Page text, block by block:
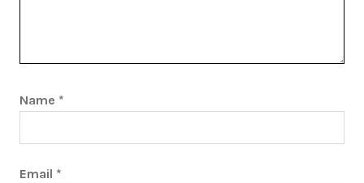
Name *
Email *